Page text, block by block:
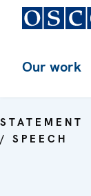
Our work
STATEMENT
/ SPEECH